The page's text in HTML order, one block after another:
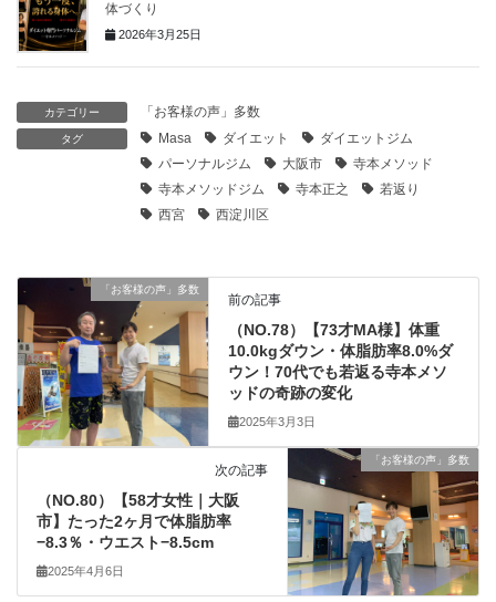
体づくり
2026年3月25日
カテゴリー 「お客様の声」多数
タグ Masa ダイエット
ダイエットジム
パーソナルジム
大阪市
寺本メソッド
寺本メソッドジム
寺本正之
若返り
西宮
西淀川区
「お客様の声」多数
前の記事
（NO.78）【73才MA様】体重
10.0kgダウン・体脂肪率8.0%ダ
ウン！70代でも若返る寺本メソ
ッドの奇跡の変化
2025年3月3日
「お客様の声」多数
次の記事
（NO.80）【58才女性｜大阪
市】たった2ヶ月で体脂肪率
−8.3％・ウエスト−8.5cm
2025年4月6日